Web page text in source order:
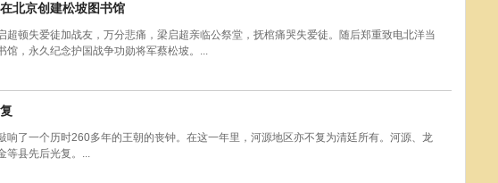
北京创建松坡图书馆
超顿失爱徒加战友，万分悲痛，梁启超亲临公祭堂，抚棺痛哭失爱徒。随后郑重致电北洋当
馆，永久纪念护国战争功勋将军蔡松坡。...
响了一个历时260多年的王朝的丧钟。在这一年里，河源地区亦不复为清廷所有。河源、龙
等县先后光复。...